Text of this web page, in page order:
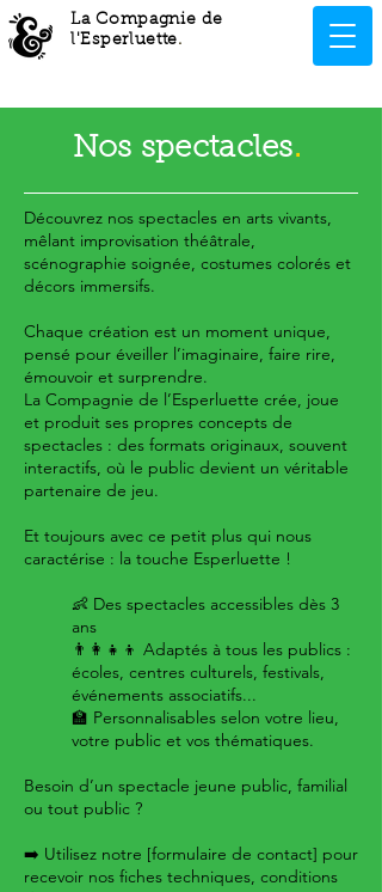
La Compagnie de
l'Esperluette.
Nos spectacles.
Découvrez nos spectacles en arts vivants,
mêlant improvisation théâtrale,
scénographie soignée, costumes colorés et
décors immersifs.
Chaque création est un moment unique,
pensé pour éveiller l’imaginaire, faire rire,
émouvoir et surprendre.
La Compagnie de l’Esperluette crée, joue
et produit ses propres concepts de
spectacles : des formats originaux, souvent
interactifs, où le public devient un véritable
partenaire de jeu.
Et toujours avec ce petit plus qui nous
caractérise : la touche Esperluette !
👶 Des spectacles accessibles dès 3
ans
👨‍👩‍👧‍👦 Adaptés à tous les publics :
écoles, centres culturels, festivals,
événements associatifs...
🏫 Personnalisables selon votre lieu,
votre public et vos thématiques.
Besoin d’un spectacle jeune public, familial
ou tout public ?
➡️ Utilisez notre [formulaire de contact] pour
recevoir nos fiches techniques, conditions